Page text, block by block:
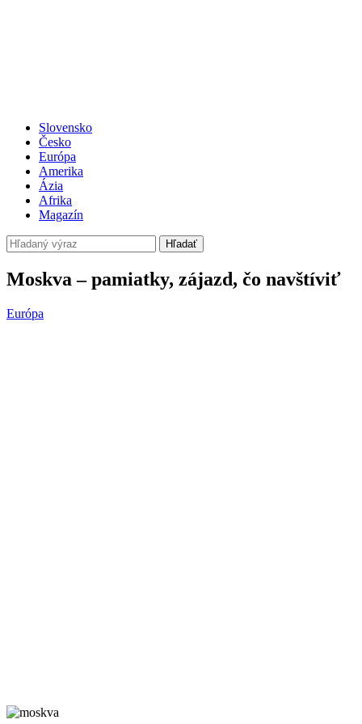
Slovensko
Česko
Európa
Amerika
Ázia
Afrika
Magazín
Hľadať
Moskva – pamiatky, zájazd, čo navštíviť
Európa